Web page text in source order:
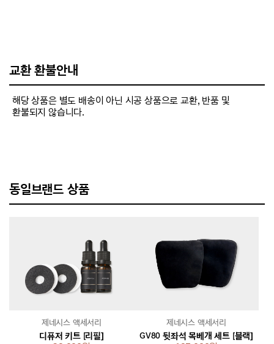
교환 환불안내
해당 상품은 별도 배송이 아닌 시공 상품으로 교환, 반품 및
환불되지 않습니다.
동일브랜드 상품
디퓨저 키트 [리필]
제네시스 액세서리
GV80 뒷좌석 목베개 세트 [블랙]
제네시스 액세서리